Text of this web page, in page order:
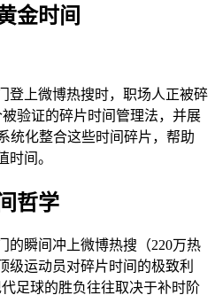
金时间
登上微博热搜时，职场人正被碎
验证的碎片时间管理法，并展
统化整合这些时间碎片，帮助
时间。
哲学
的瞬间冲上微博热搜（220万热
级运动员对碎片时间的极致利
足球的胜负往往取决于补时阶